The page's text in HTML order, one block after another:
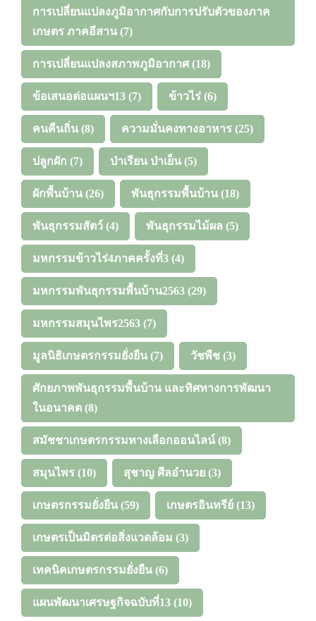
การเปลี่ยนแปลงภูมิอากาศกับการปรับตัวของภาค
เกษตร ภาคอีสาน (7)
การเปลี่ยนแปลงสภาพภูมิอากาศ(18)
ข้อเสนอต่อแผนฯ13 (7) ข้าวไร่ (6)
คนคืนถิ่น (8) ความมั่นคงทางอาหาร (25)
ปลูกผัก (7) ป่าเรียน ป่าเย็น (5)
ผักพื้นบ้าน (26) พันธุกรรมพื้นบ้าน (18)
พันธุกรรมสัตว์ (4) พันธุกรรมไม้ผล (5)
มหกรรมข้าวไร่4ภาคครั้งที่3 (4)
มหกรรมพันธุกรรมพื้นบ้าน2563 (29)
มหกรรมสมุนไพร2563 (7)
มูลนิธิเกษตรกรรมยั่งยืน (7) วัชพืช (3)
ศักยภาพพันธุกรรมพื้นบ้าน และทิศทางการพัฒนา
ในอนาคต (8)
สมัชชาเกษตรกรรมทางเลือกออนไลน์ (8)
สมุนไพร (10) สุชาญ ศีลอำนวย (3)
เกษตรกรรมยั่งยืน (59) เกษตรอินทรีย์ (13)
เกษตรเป็นมิตรต่อสิ่งแวดล้อม (3)
เทคนิคเกษตรกรรมยั่งยืน (6)
แผนพัฒนาเศรษฐกิจฉบับที่13 (10)